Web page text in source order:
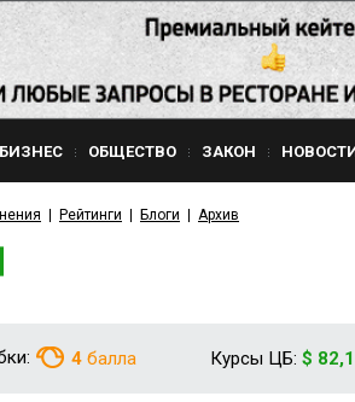
БИЗНЕС ОБЩЕСТВО ЗАКОН
Рейтинги Блоги Архив
4 балла Курсы ЦБ: $